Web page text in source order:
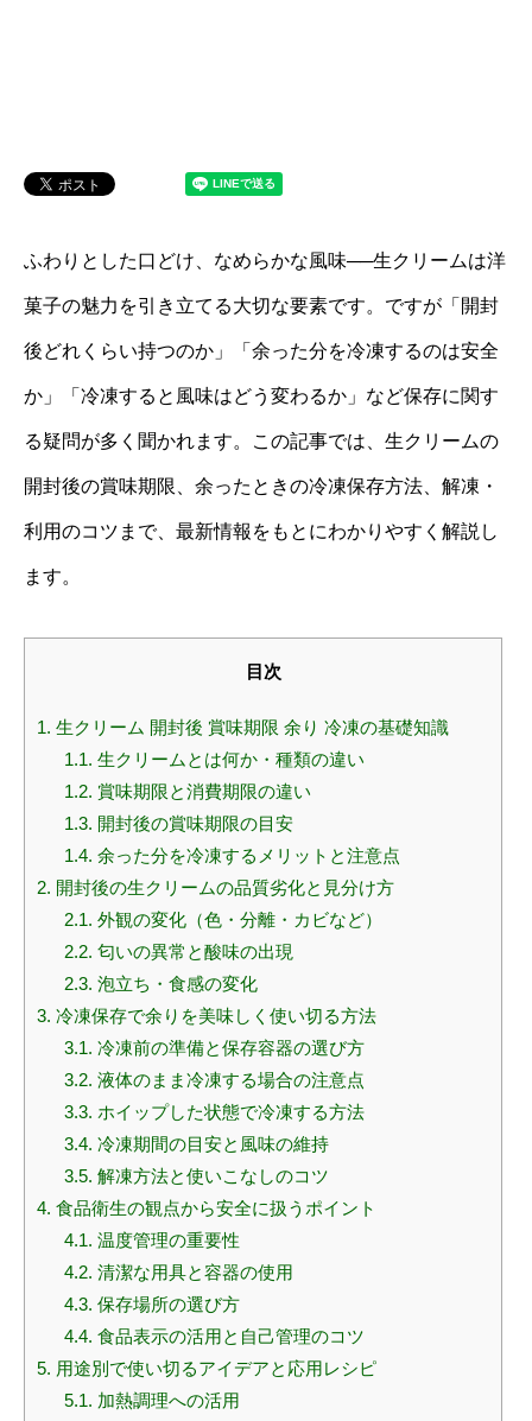
ふわりとした口どけ、なめらかな風味──生クリームは洋
菓子の魅力を引き立てる大切な要素です。ですが「開封
後どれくらい持つのか」「余った分を冷凍するのは安全
か」「冷凍すると風味はどう変わるか」など保存に関す
る疑問が多く聞かれます。この記事では、生クリームの
開封後の賞味期限、余ったときの冷凍保存方法、解凍・
利用のコツまで、最新情報をもとにわかりやすく解説し
ます。
目次
1. 生クリーム 開封後 賞味期限 余り 冷凍の基礎知識
1.1. 生クリームとは何か・種類の違い
1.2. 賞味期限と消費期限の違い
1.3. 開封後の賞味期限の目安
1.4. 余った分を冷凍するメリットと注意点
2. 開封後の生クリームの品質劣化と見分け方
2.1. 外観の変化（色・分離・カビなど）
2.2. 匂いの異常と酸味の出現
2.3. 泡立ち・食感の変化
3. 冷凍保存で余りを美味しく使い切る方法
3.1. 冷凍前の準備と保存容器の選び方
3.2. 液体のまま冷凍する場合の注意点
3.3. ホイップした状態で冷凍する方法
3.4. 冷凍期間の目安と風味の維持
3.5. 解凍方法と使いこなしのコツ
4. 食品衛生の観点から安全に扱うポイント
4.1. 温度管理の重要性
4.2. 清潔な用具と容器の使用
4.3. 保存場所の選び方
4.4. 食品表示の活用と自己管理のコツ
5. 用途別で使い切るアイデアと応用レシピ
5.1. 加熱調理への活用